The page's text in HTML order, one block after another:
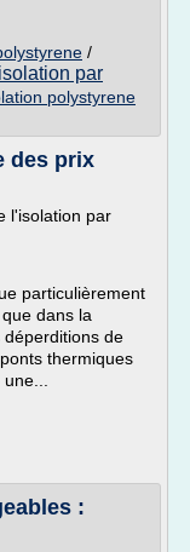
/
isolation par
polystyrene
des prix
l'isolation par
particulièrement
dans la
de
thermiques
: